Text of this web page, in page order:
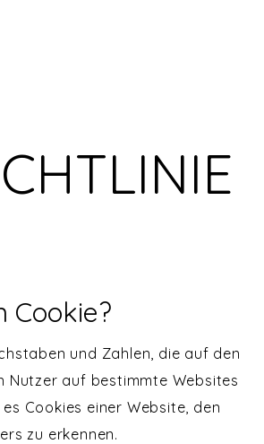
Cookie?
und Zahlen, die auf den
Nutzer auf bestimmte Websites
Cookies einer Website, den
zu erkennen.